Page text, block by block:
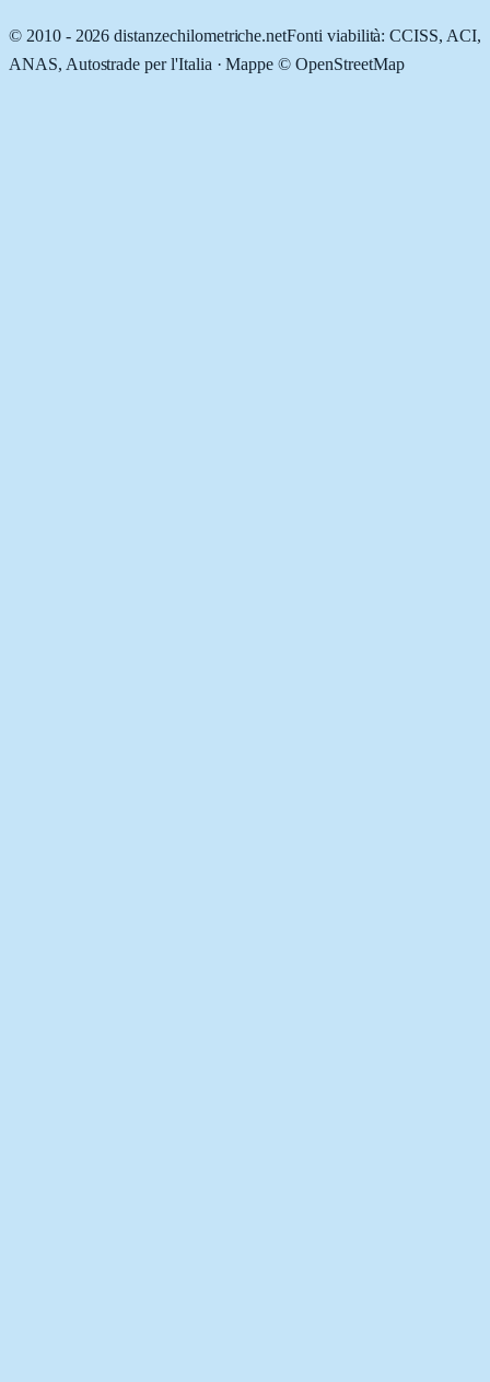
© 2010 - 2026 distanzechilometriche.netFonti viabilità: CCISS, ACI,
ANAS, Autostrade per l'Italia · Mappe © OpenStreetMap